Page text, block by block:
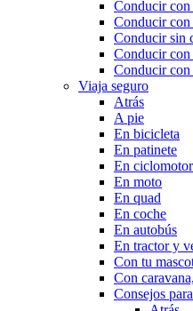
Conducir con
Conducir con
Conducir sin
Conducir con
Conducir con
Viaja seguro
Atrás
A pie
En bicicleta
En patinete
En ciclomotor
En moto
En quad
En coche
En autobús
En tractor y
Con tu
Con
Consejos